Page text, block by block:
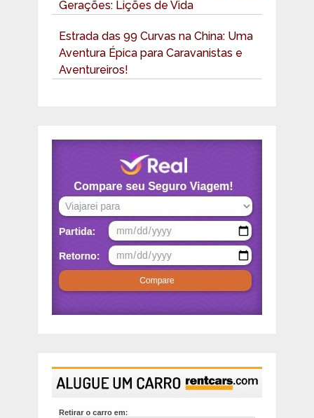
Gerações: Lições de Vida
Estrada das 99 Curvas na China: Uma
Aventura Épica para Caravanistas e
Aventureiros!